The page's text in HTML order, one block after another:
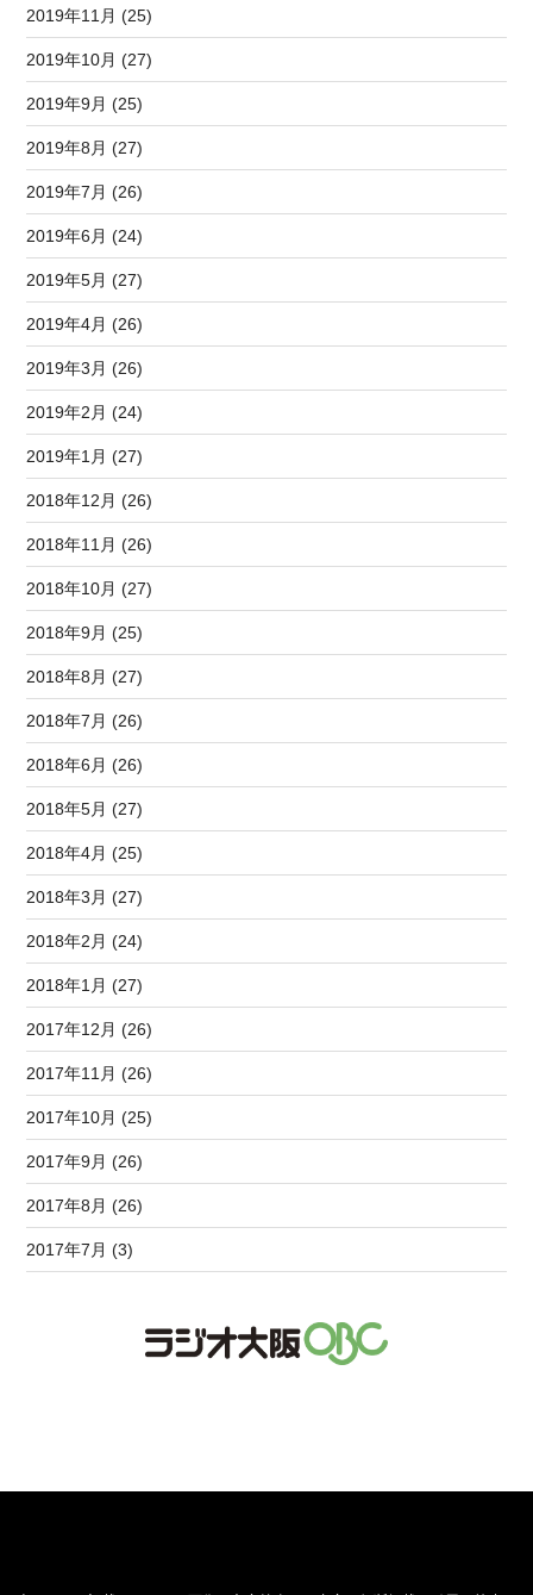
2019年11月 (25)
2019年10月 (27)
2019年9月 (25)
2019年8月 (27)
2019年7月 (26)
2019年6月 (24)
2019年5月 (27)
2019年4月 (26)
2019年3月 (26)
2019年2月 (24)
2019年1月 (27)
2018年12月 (26)
2018年11月 (26)
2018年10月 (27)
2018年9月 (25)
2018年8月 (27)
2018年7月 (26)
2018年6月 (26)
2018年5月 (27)
2018年4月 (25)
2018年3月 (27)
2018年2月 (24)
2018年1月 (27)
2017年12月 (26)
2017年11月 (26)
2017年10月 (25)
2017年9月 (26)
2017年8月 (26)
2017年7月 (3)